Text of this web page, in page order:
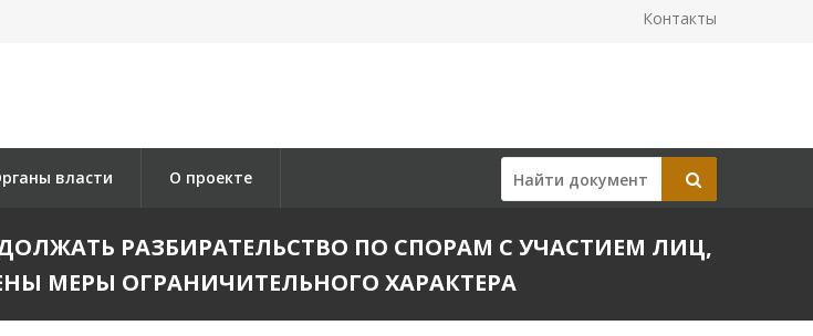
Контакты
власти О проекте
РАЗБИРАТЕЛЬСТВО ПО СПОРАМ С УЧАСТИЕМ ЛИЦ,
МЕРЫ ОГРАНИЧИТЕЛЬНОГО ХАРАКТЕРА